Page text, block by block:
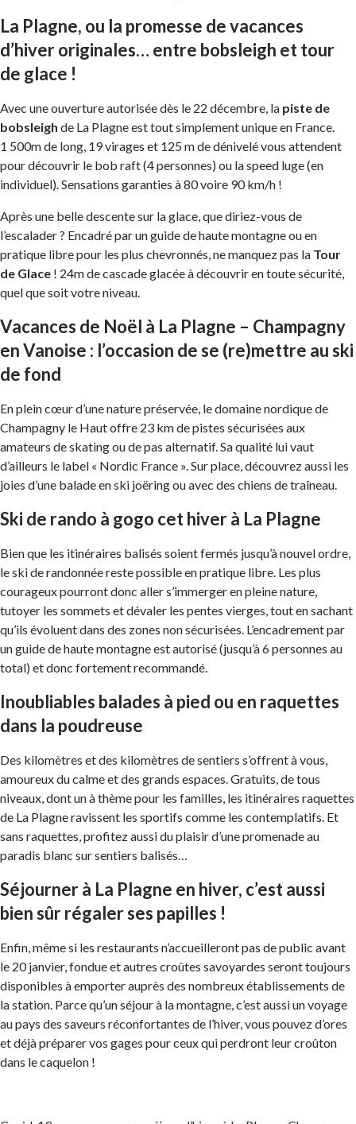
La Plagne, ou la promesse de vacances
d’hiver originales… entre bobsleigh et tour
de glace !
Avec une ouverture autorisée dès le 22 décembre, la piste de
bobsleigh de La Plagne est tout simplement unique en France.
1 500m de long, 19 virages et 125 m de dénivelé vous attendent
pour découvrir le bob raft (4 personnes) ou la speed luge (en
individuel). Sensations garanties à 80 voire 90 km/h !
Après une belle descente sur la glace, que diriez-vous de
l’escalader ? Encadré par un guide de haute montagne ou en
pratique libre pour les plus chevronnés, ne manquez pas la Tour
de Glace ! 24m de cascade glacée à découvrir en toute sécurité,
quel que soit votre niveau.
Vacances de Noël à La Plagne – Champagny
en Vanoise : l’occasion de se (re)mettre au ski
de fond
En plein cœur d’une nature préservée, le domaine nordique de
Champagny le Haut offre 23 km de pistes sécurisées aux
amateurs de skating ou de pas alternatif. Sa qualité lui vaut
d’ailleurs le label « Nordic France ». Sur place, découvrez aussi les
joies d’une balade en ski joëring ou avec des chiens de traîneau.
Ski de rando à gogo cet hiver à La Plagne
Bien que les itinéraires balisés soient fermés jusqu’à nouvel ordre,
le ski de randonnée reste possible en pratique libre. Les plus
courageux pourront donc aller s’immerger en pleine nature,
tutoyer les sommets et dévaler les pentes vierges, tout en sachant
qu’ils évoluent dans des zones non sécurisées. L’encadrement par
un guide de haute montagne est autorisé (jusqu’à 6 personnes au
total) et donc fortement recommandé.
Inoubliables balades à pied ou en raquettes
dans la poudreuse
Des kilomètres et des kilomètres de sentiers s’offrent à vous,
amoureux du calme et des grands espaces. Gratuits, de tous
niveaux, dont un à thème pour les familles, les itinéraires raquettes
de La Plagne ravissent les sportifs comme les contemplatifs. Et
sans raquettes, profitez aussi du plaisir d’une promenade au
paradis blanc sur sentiers balisés…
Séjourner à La Plagne en hiver, c’est aussi
bien sûr régaler ses papilles !
Enfin, même si les restaurants n’accueilleront pas de public avant
le 20 janvier, fondue et autres croûtes savoyardes seront toujours
disponibles à emporter auprès des nombreux établissements de
la station. Parce qu’un séjour à la montagne, c’est aussi un voyage
au pays des saveurs réconfortantes de l’hiver, vous pouvez d’ores
et déjà préparer vos gages pour ceux qui perdront leur croûton
dans le caquelon !